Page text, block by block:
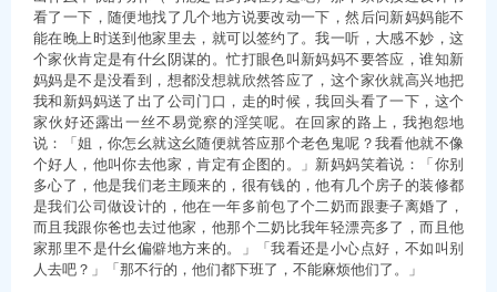
看了一下，随便地找了几个地方说要改动一下，然后问新妈妈能不
能在晚上时送到他家里去，就可以签约了。我一听，大感不妙，这
个家伙肯定是有什幺阴谋的。忙打眼色叫新妈妈不要答应，谁知新
妈妈是不是没看到，想都没想就欣然答应了，这个家伙就高兴地把
我和新妈妈送了出了公司门口，走的时候，我回头看了一下，这个
家伙好还露出一丝不易觉察的淫笑呢。在回家的路上，我抱怨地
说：「姐，你怎幺就这幺随便就答应那个老色鬼呢？我看他就不像
个好人，他叫你去他家，肯定有企图的。」新妈妈笑着说：「你别
多心了，他是我们老主顾来的，很有钱的，他有几个房子的装修都
是我们公司做设计的，他在一年多前包了个二奶而跟妻子离婚了，
而且我跟你爸也去过他家，他那个二奶比我年轻漂亮多了，而且他
家那里不是什幺偏僻地方来的。」「我看还是小心点好，不如叫别
人去吧？」「那不行的，他们都下班了，不能麻烦他们了。」